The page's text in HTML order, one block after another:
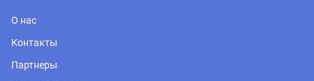
О нас
Контакты
Партнеры